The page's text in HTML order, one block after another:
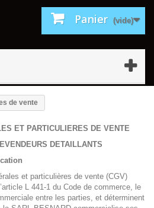
Panier (vide)
de vente
ET PARTICULIERES DE VENTE
DETAILLANTS
et particulières de vente (CGV)
L 441-1 du Code de commerce, le
entre les parties, et déterminent